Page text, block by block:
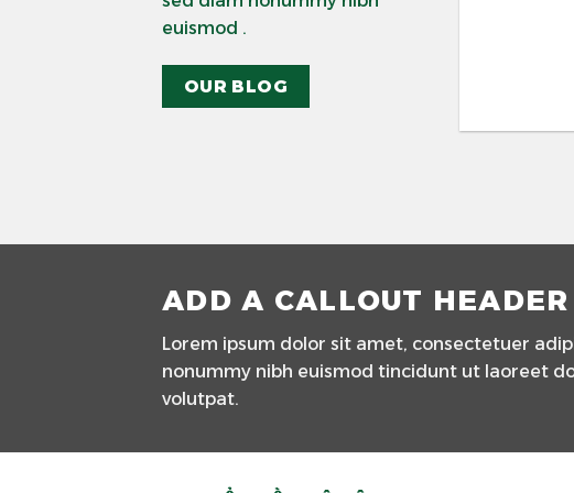
euismod .
OUR BLOG
ADD A CALLOUT
Lorem ipsum dolor sit amet, consectetuer
nonummy nibh euismod tincidunt ut laoreet
volutpat.